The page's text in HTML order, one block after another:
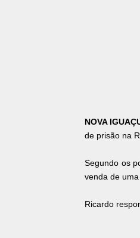
NOVA
de prisão na
Segundo os
venda de uma
Ricardo